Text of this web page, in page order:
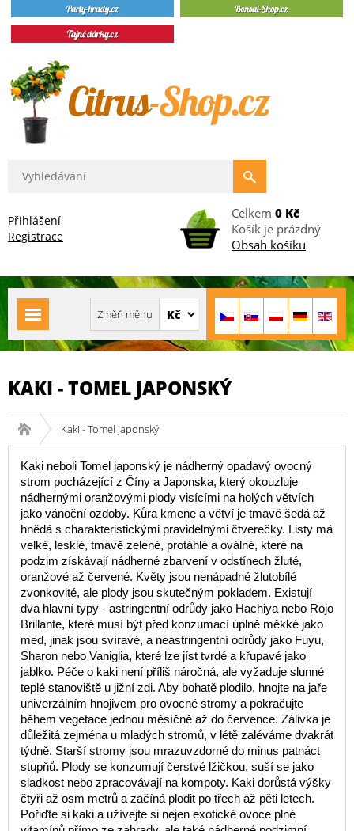
Přihlášení
Registrace
Celkem 0 Kč
Košík je prázdný
Obsah košíku
KAKI - TOMEL JAPONSKÝ
Kaki - Tomel japonský
Kaki neboli Tomel japonský je nádherný opadavý ovocný
strom pocházející z Číny a Japonska, který okouzluje
nádhernými oranžovými plody visícími na holých větvích
jako vánoční ozdoby. Kůra kmene a větví je tmavě šedá až
hnědá s charakteristickými pravidelnými čtverečky. Listy má
velké, lesklé, tmavě zelené, protáhlé a oválné, které na
podzim získávají nádherné zbarvení v odstínech žluté,
oranžové až červené. Květy jsou nenápadné žlutobílé
zvonkovité, ale plody jsou skutečným pokladem. Existují
dva hlavní typy - astringentní odrůdy jako Hachiya nebo Rojo
Brillante, které musí být před konzumací úplně měkké jako
med, jinak jsou svíravé, a neastringentní odrůdy jako Fuyu,
Sharon nebo Vaniglia, které lze jíst tvrdé a křupavé jako
jablko. Péče o kaki není příliš náročná, ale vyžaduje slunné
teplé stanoviště u jižní zdi. Aby bohatě plodilo, hnojte na jaře
univerzálním hnojivem pro ovocné stromy a pokračujte
během vegetace jednou měsíčně až do července. Zálivka je
důležitá zejména u mladých stromů, v létě zaléváme dvakrát
týdně. Starší stromy jsou mrazuvzdorné do minus patnáct
stupňů. Plody se konzumují čerstvé lžičkou, suší se jako
sladkost nebo zpracovávají na kompoty. Kaki dorůstá výšky
čtyři až osm metrů a začíná plodit po třech až pěti letech.
Pořiďte si kaki a užívejte si nejen exotické ovoce plné